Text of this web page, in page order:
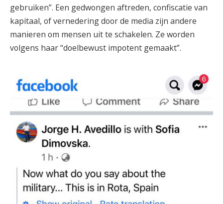
gebruiken”. Een gedwongen aftreden, confiscatie van
kapitaal, of vernedering door de media zijn andere
manieren om mensen uit te schakelen. Ze worden
volgens haar “doelbewust impotent gemaakt”.